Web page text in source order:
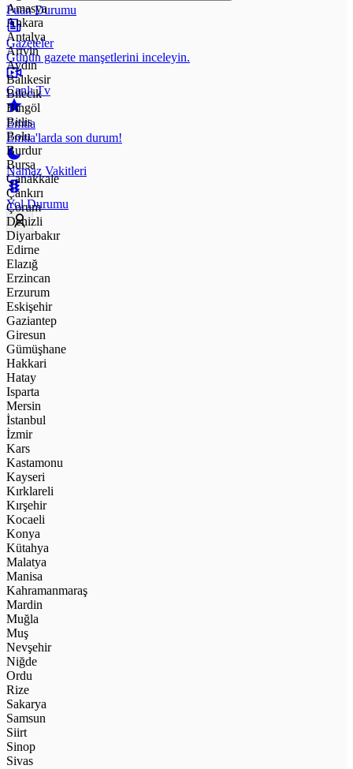
Puan Durumu
Gazeteler
Günün gazete manşetlerini inceleyin.
Canlı Tv
Emtia
Emtia'larda son durum!
Namaz Vakitleri
Yol Durumu
Amasya
Ankara
Antalya
Artvin
Aydın
Balıkesir
Bilecik
Bingöl
Bitlis
Bolu
Burdur
Bursa
Çanakkale
Çankırı
Çorum
Denizli
Diyarbakır
Edirne
Elazığ
Erzincan
Erzurum
Eskişehir
Gaziantep
Giresun
Gümüşhane
Hakkari
Hatay
Isparta
Mersin
İstanbul
İzmir
Kars
Kastamonu
Kayseri
Kırklareli
Kırşehir
Kocaeli
Konya
Kütahya
Malatya
Manisa
Kahramanmaraş
Mardin
Muğla
Muş
Nevşehir
Niğde
Ordu
Rize
Sakarya
Samsun
Siirt
Sinop
Sivas